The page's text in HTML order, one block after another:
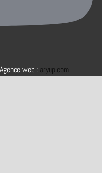
web : aryup.com